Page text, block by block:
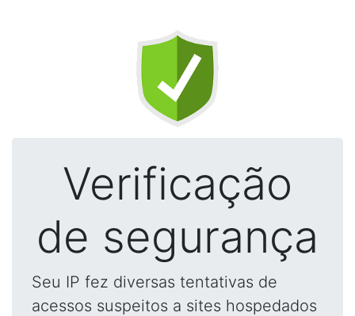
Verificação
de segurança
Seu IP fez diversas tentativas de
acessos suspeitos a sites hospedados